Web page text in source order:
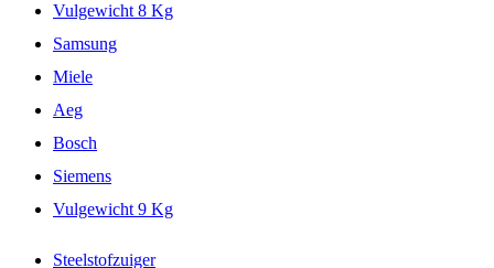
Vulgewicht 8 Kg
Samsung
Miele
Aeg
Bosch
Siemens
Vulgewicht 9 Kg
Steelstofzuiger